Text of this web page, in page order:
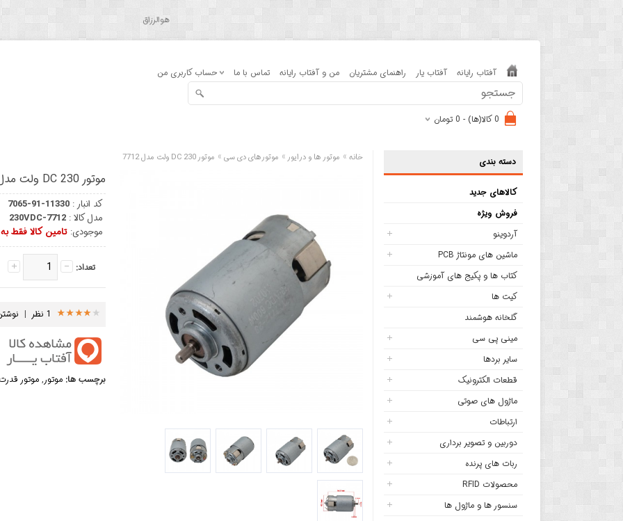
هوالرزاق
آفتاب رایانه آفتاب یار راهنمای مشتریان من و آفتاب رایانه تماس با ما حساب کاربری من
0 کالا(ها) - 0 تومان
دسته بندی
کالاهای جدید
فروش ویژه
آردوینو
ماشین های مونتاژ PCB
کتاب ها و پکیج های آموزشی
کیت ها
گلخانه هوشمند
مینی پی سی
سایر بردها
قطعات الکترونیک
ماژول های صوتی
ارتباطات
دوربین و تصویر برداری
ربات های پرنده
محصولات RFID
سنسور ها و ماژول ها
خانه » موتور ها و درایور » موتورهای دی سی » موتور DC 230 ولت مدل 7712
موتور DC 230 ولت مدل 7712
کد انبار :7065-91-11330
مدل کالا :7712-230VDC
موجودی:تامین کالا فقط
تعداد:
1 نظر |
برچسب ها: موتور,موتور قدرت